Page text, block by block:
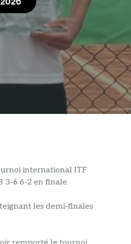
international ITF
3-6 6-2 en finale.
les demi-finales